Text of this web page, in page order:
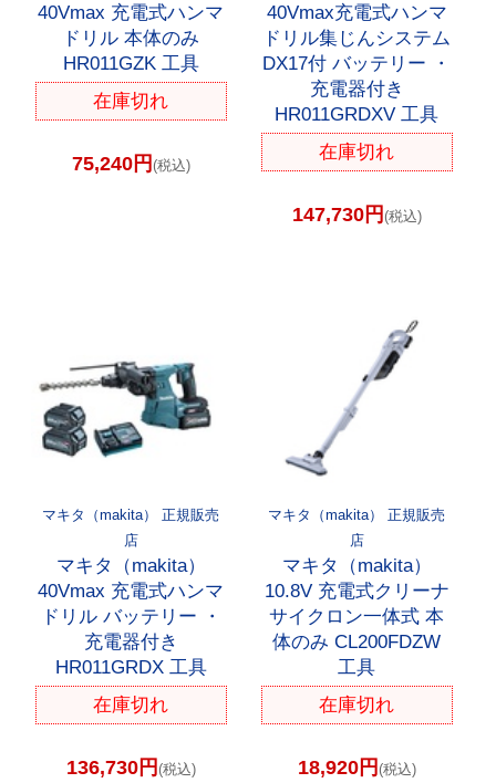
40Vmax 充電式ハンマ
ドリル 本体のみ
HR011GZK 工具
在庫切れ
75,240円 (税込)
40Vmax充電式ハンマ
ドリル集じんシステム
DX17付 バッテリー ・
充電器付き
HR011GRDXV 工具
在庫切れ
147,730円 (税込)
マキタ（makita） 正規販売
店
マキタ（makita）
40Vmax 充電式ハンマ
ドリル バッテリー ・
充電器付き
HR011GRDX 工具
在庫切れ
136,730円 (税込)
マキタ（makita） 正規販売
店
マキタ（makita）
10.8V 充電式クリーナ
サイクロン一体式 本
体のみ CL200FDZW
工具
在庫切れ
18,920円 (税込)